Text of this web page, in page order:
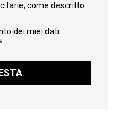
come descritto
dei miei dati